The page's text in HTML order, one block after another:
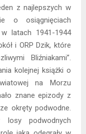
z najlepszych w
o osiągnięciach
latach 1941-1944
i ORP Dzik, które
Bliźniakami”.
kolejnej książki o
na Morzu
znane epizody z
okręty podwodne.
losy podwodnych